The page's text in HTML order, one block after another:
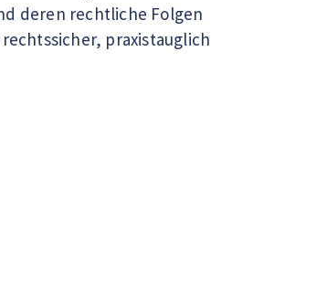
deren rechtliche Folgen
praxistauglich